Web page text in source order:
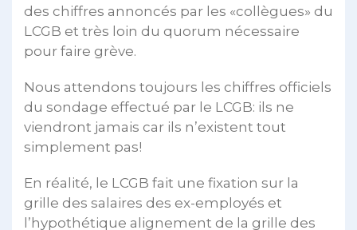
des chiffres annoncés par les «collègues» du
LCGB et très loin du quorum nécessaire
pour faire grève.
Nous attendons toujours les chiffres officiels
du sondage effectué par le LCGB: ils ne
viendront jamais car ils n’existent tout
simplement pas!
En réalité, le LCGB fait une fixation sur la
grille des salaires des ex-employés et
l’hypothétique alignement de la grille des